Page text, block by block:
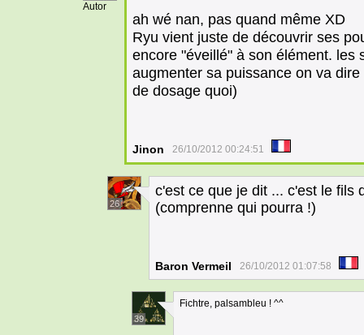
Autor
ah wé nan, pas quand même XD
Ryu vient juste de découvrir ses
encore "éveillé" à son élément. les
augmenter sa puissance on va dire
de dosage quoi)
Jinon 26/10/2012 00:24:51
26
c'est ce que je dit ... c'est le fils
(comprenne qui pourra !)
Baron Vermeil 26/10/2012 01:07:58
39
Fichtre, palsambleu ! ^^